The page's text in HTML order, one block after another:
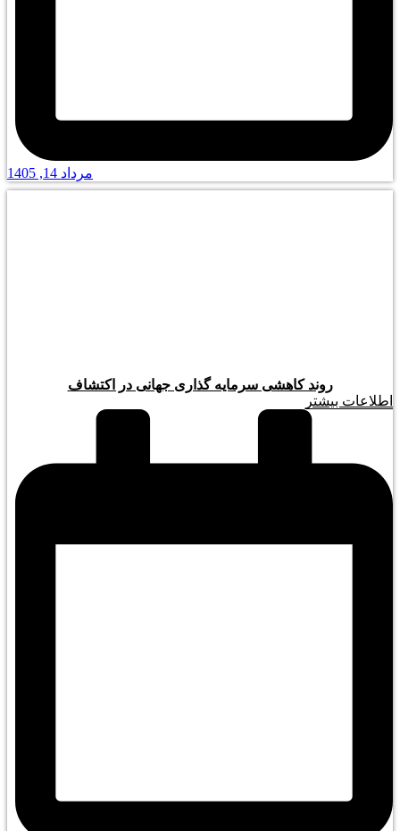
مرداد 14, 1405
روند کاهشی سرمایه گذاری جهانی در اکتشاف
اطلاعات بیشتر